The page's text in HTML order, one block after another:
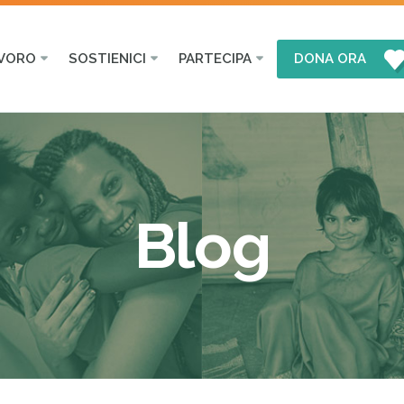
SOSTIENICI PARTECIPA DONA ORA
Blog